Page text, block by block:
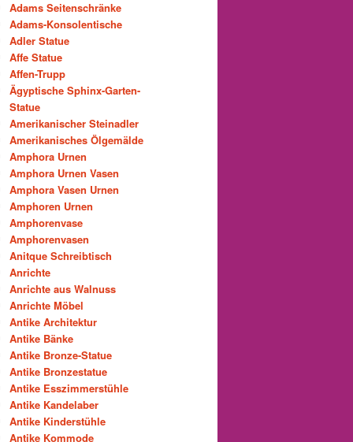
Adams Seitenschränke
Adams-Konsolentische
Adler Statue
Affe Statue
Affen-Trupp
Ägyptische Sphinx-Garten-
Statue
Amerikanischer Steinadler
Amerikanisches Ölgemälde
Amphora Urnen
Amphora Urnen Vasen
Amphora Vasen Urnen
Amphoren Urnen
Amphorenvase
Amphorenvasen
Anitque Schreibtisch
Anrichte
Anrichte aus Walnuss
Anrichte Möbel
Antike Architektur
Antike Bänke
Antike Bronze-Statue
Antike Bronzestatue
Antike Esszimmerstühle
Antike Kandelaber
Antike Kinderstühle
Antike Kommode